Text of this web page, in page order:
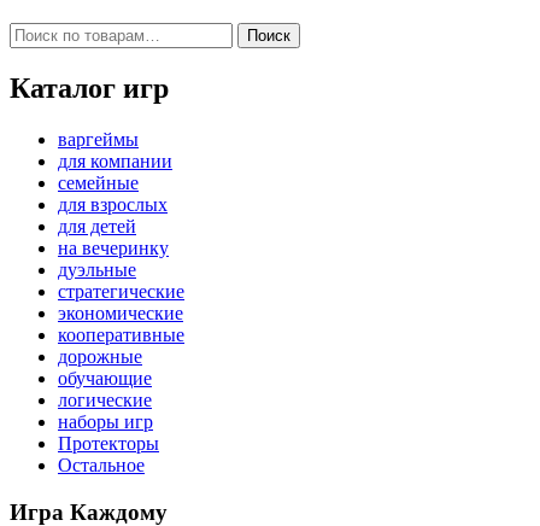
Искать: Поиск
Каталог игр
варгеймы
для компании
семейные
для взрослых
для детей
на вечеринку
дуэльные
стратегические
экономические
кооперативные
дорожные
обучающие
логические
наборы игр
Протекторы
Остальное
Игра Каждому